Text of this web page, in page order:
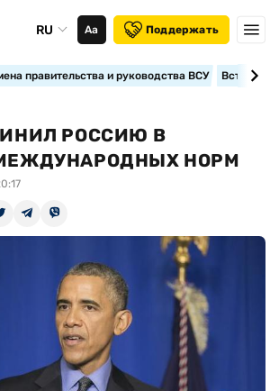
RU Аа Поддержать
правительства и руководства ВСУ
РОССИЮ В
НОРМ